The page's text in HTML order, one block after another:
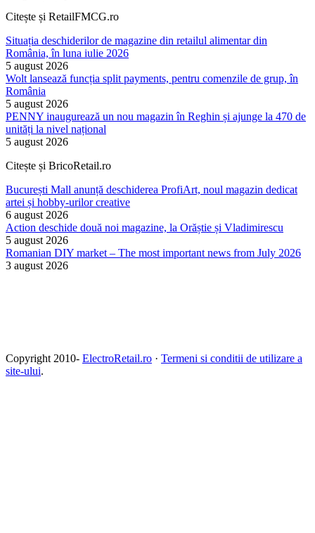
Citește și RetailFMCG.ro
Situația deschiderilor de magazine din retailul alimentar din
România, în luna iulie 2026
5 august 2026
Wolt lansează funcția split payments, pentru comenzile de grup, în
România
5 august 2026
PENNY inaugurează un nou magazin în Reghin și ajunge la 470 de
unități la nivel național
5 august 2026
Citește și BricoRetail.ro
București Mall anunță deschiderea ProfiArt, noul magazin dedicat
artei și hobby-urilor creative
6 august 2026
Action deschide două noi magazine, la Orăștie și Vladimirescu
5 august 2026
Romanian DIY market – The most important news from July 2026
3 august 2026
Copyright 2010- ElectroRetail.ro · Termeni si conditii de utilizare a
site-ului.